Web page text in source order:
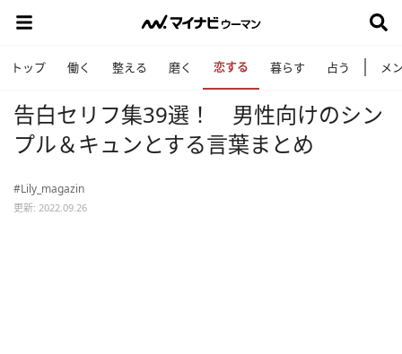
トップ 働く 整える 磨く 恋する 暮らす 占う メ
告白セリフ集39選！ 男性向けのシン
プル＆キュンとする言葉まとめ
#Lily_magazin
更新: 2022.09.26